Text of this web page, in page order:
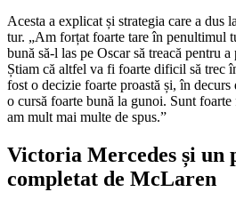
Acesta a explicat și strategia care a dus
tur. „Am forțat foarte tare în penultimul
bună să-l las pe Oscar să treacă pentru
Știam că altfel va fi foarte dificil să trec
fost o decizie foarte proastă și, în
o cursă foarte bună la gunoi. Sunt
am mult mai multe de spus.”
Victoria Mercedes și un
completat de McLaren